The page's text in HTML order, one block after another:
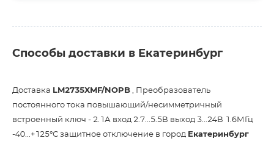
Способы доставки в Екатеринбург
Доставка LM2735XMF/NOPB , Преобразователь
постоянного тока повышающий/несимметричный
встроенный ключ - 2.1А вход 2.7...5.5В выход 3...24В 1.6МГц
-40...+125°С защитное отключение в город Екатеринбург